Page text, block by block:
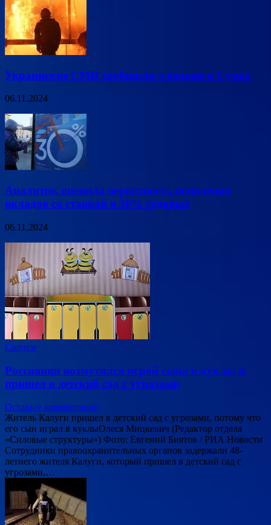
Украинские СМИ сообщили о взрыве в Сумах
06.11.2024
Аналитик оценила вероятность появления
вкладов со ставкой в 30% годовых
06.11.2024
Сводки
Россиянин возмутился игрой сына в куклы и
пришел в детский сад с угрозами
Оставьте комментарий
Житель Калуги пришел в детский сад с угрозами, потому что
его сын играл в куклыОлеся Мицкевич (Редактор отдела
«Силовые структуры») Фото: Евгений Биятов / РИА Новости
Сотрудники правоохранительных органов задержали 48-
летнего жителя Калуги, который пришел в детский сад с
угрозами,…